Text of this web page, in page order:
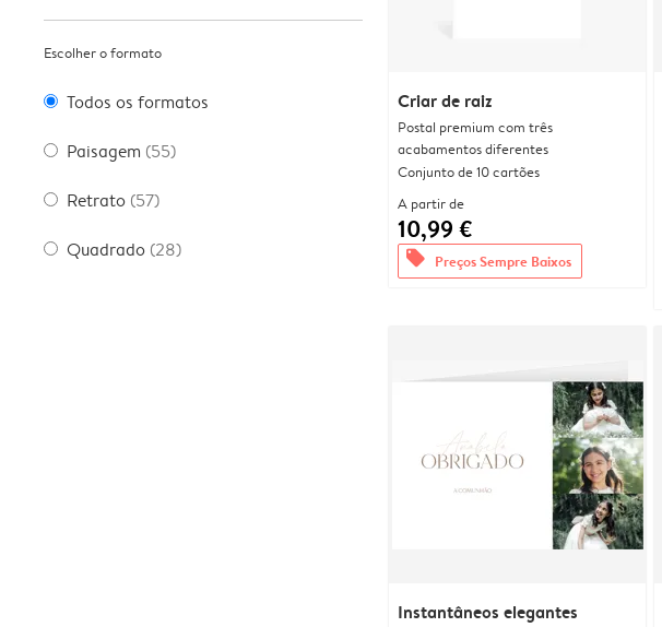
Escolher o formato
Todos os formatos
Paisagem (55)
Retrato (57)
Quadrado (28)
Criar de raiz
Postal premium com três
acabamentos diferentes
Conjunto de 10 cartões
A partir de
10,99 €
offers Preços Sempre Baixos
Instantâneos elegantes